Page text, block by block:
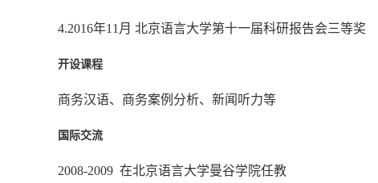
4.2016年11月 北京语言大学第十一届科研报告会三等奖
开设课程
商务汉语、商务案例分析、新闻听力等
国际交流
2008-2009 在北京语言大学曼谷学院任教